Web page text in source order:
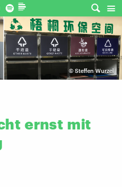
© Steffen Wurzel
ernst mit